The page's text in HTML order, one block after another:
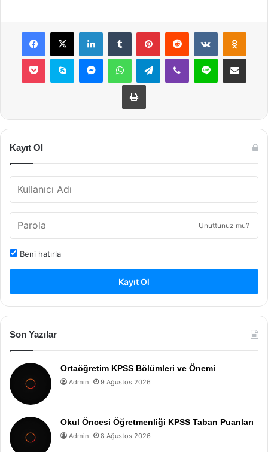
Facebook
X LinkedInTumblr PinterestReddit VKontakte
Pocket Skype MessengerWhatsAppTelegramViber Line E-Posta ile
Yazdır
Kayıt Ol
Unuttunuz mu?
Beni hatırla
Kayıt Ol
Son Yazılar
Ortaöğretim KPSS Bölümleri ve Önemi
Admin 9 Ağustos 2026
Okul Öncesi Öğretmenliği KPSS Taban Puanları
Admin 8 Ağustos 2026